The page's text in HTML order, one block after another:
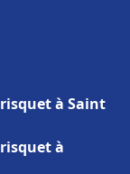
à Saint
à